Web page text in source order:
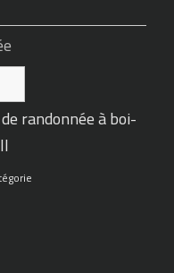
randonnée à boi-